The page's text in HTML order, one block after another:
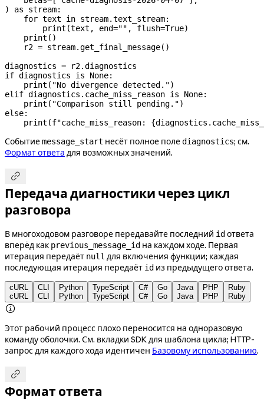
) as stream:
    for
text in stream.text_stream:
        print
(text, end="" , flush=True)
    print
()
    r2
= stream.get_final_message()
diagnostics = r2.diagnostics
if diagnostics is None:
    print
( "No divergence detected.")
elif diagnostics.cache_miss_reason is None:
    print
( "Comparison still pending.")
else:
    print
(f"cache_miss_reason: {
Событиеmessage_start несёт полное полеdiagnostics; см.
Формат ответа для возможных значений.

Передача диагностики через цикл
разговора
В многоходовом разговоре передавайте последний id ответа
вперёд как previous_message_id на каждом ходе. Первая
итерация передаёт null для включения функции; каждая
последующая итерация передаёт id из предыдущего ответа.
cURL
cURL
CLI
CLI
Python
Python
TypeScript
TypeScript
C#
C#
Go
Go
Java
Java
PHP
PHP
Ruby
Ruby

Этот рабочий процесс плохо переносится на одноразовую
команду оболочки. См. вкладки SDK для шаблона цикла; HTTP-
запрос для каждого хода идентичен Базовому использованию.

Формат ответа